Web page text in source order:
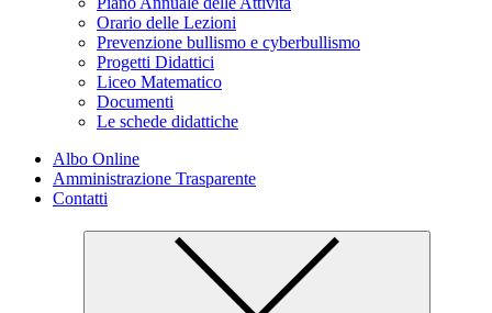
Orario delle Lezioni
Prevenzione bullismo e cyberbullismo
Progetti Didattici
Liceo Matematico
Documenti
Le schede didattiche
Albo Online
Amministrazione Trasparente
Contatti